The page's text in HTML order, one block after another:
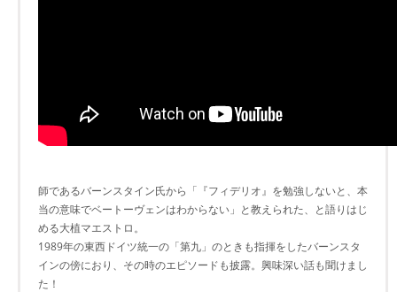
師であるバーンスタイン氏から「『フィデリオ』を勉強しないと、本
当の意味でベートーヴェンはわからない」と教えられた、と語りはじ
める大植マエストロ。
1989年の東西ドイツ統一の「第九」のときも指揮をしたバーンスタ
インの傍におり、その時のエピソードも披露。興味深い話も聞けまし
た！